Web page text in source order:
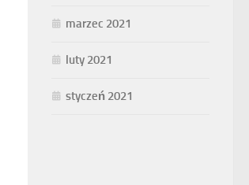
marzec 2021
luty 2021
styczeń 2021